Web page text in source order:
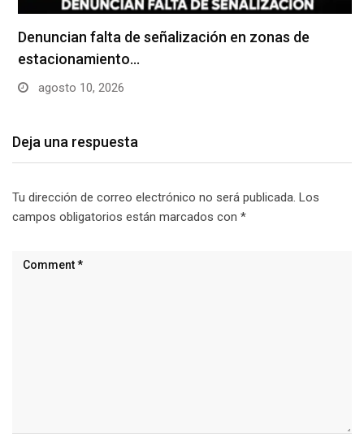
Denuncian falta de señalización en zonas de
estacionamiento…
agosto 10, 2026
Deja una respuesta
Tu dirección de correo electrónico no será publicada. Los
campos obligatorios están marcados con *